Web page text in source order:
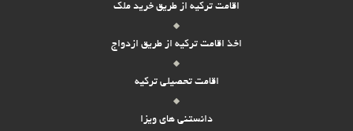
اقامت ترکیه از طریق خرید ملک
اخذ اقامت ترکیه از طریق ازدواج
اقامت تحصیلی ترکیه
دانستنی های ویزا